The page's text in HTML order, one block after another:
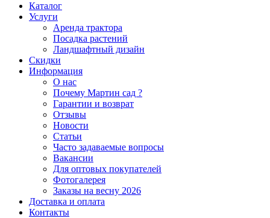
Каталог
Услуги
Аренда трактора
Посадка растений
Ландшафтный дизайн
Скидки
Информация
О нас
Почему Мартин сад ?
Гарантии и возврат
Отзывы
Новости
Статьи
Часто задаваемые вопросы
Вакансии
Для оптовых покупателей
Фотогалерея
Заказы на весну 2026
Доставка и оплата
Контакты